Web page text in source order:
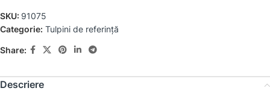
SKU: 91075
Categorie: Tulpini de referință
Share:
Descriere